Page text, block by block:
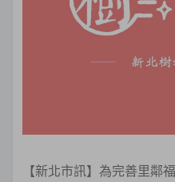
【新北市訊】為完善里鄰